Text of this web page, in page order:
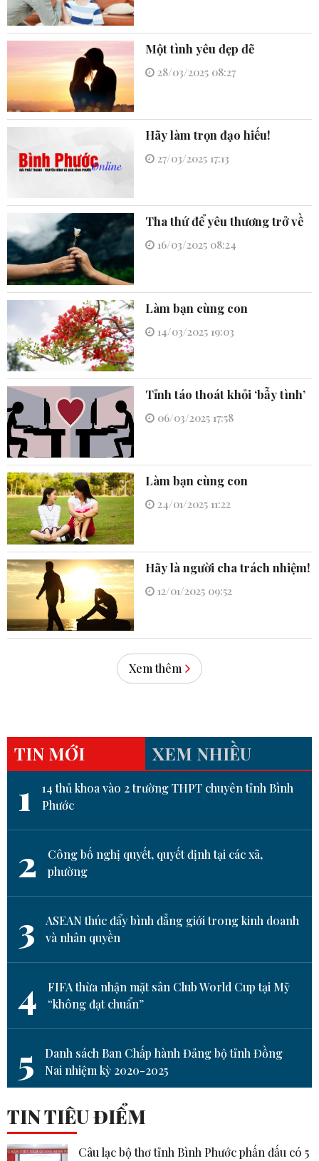
Một tình yêu đẹp đẽ
28/03/2025 08:27
Hãy làm trọn đạo hiếu!
27/03/2025 17:13
Tha thứ để yêu thương trở về
16/03/2025 08:24
Làm bạn cùng con
14/03/2025 19:03
Tỉnh táo thoát khỏi ‘bẫy tình’
06/03/2025 17:58
Làm bạn cùng con
24/01/2025 11:22
Hãy là người cha trách nhiệm!
12/01/2025 09:52
Xem thêm
TIN MỚI XEM NHIỀU
1
14 thủ khoa vào 2 trường THPT chuyên tỉnh Bình
Phước
2
Công bố nghị quyết, quyết định tại các xã,
phường
3
ASEAN thúc đẩy bình đẳng giới trong kinh doanh
và nhân quyền
4
FIFA thừa nhận mặt sân Club World Cup tại Mỹ
“không đạt chuẩn”
5
Danh sách Ban Chấp hành Đảng bộ tỉnh Đồng
Nai nhiệm kỳ 2020-2025
TIN TIÊU ĐIỂM
Câu lạc bộ thơ tỉnh Bình Phước phấn đấu có 5